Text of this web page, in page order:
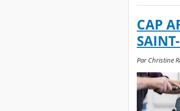
CAP
Par Christine